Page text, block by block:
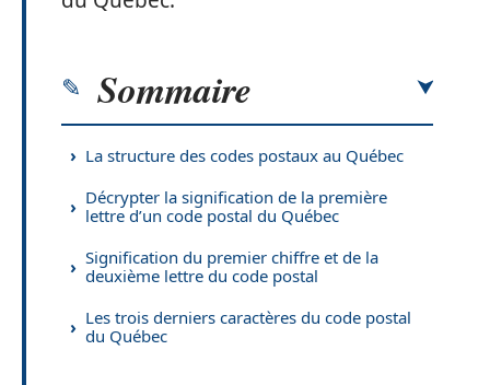
Sommaire
La structure des codes postaux au Québec
Décrypter la signification de la première
lettre d’un code postal du Québec
Signification du premier chiffre et de la
deuxième lettre du code postal
Les trois derniers caractères du code postal
du Québec